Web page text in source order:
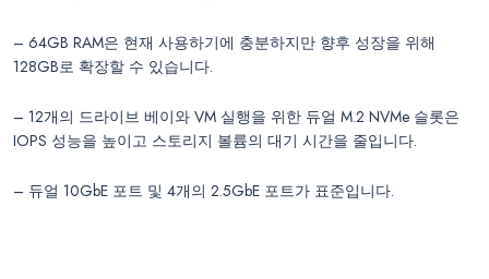
– 64GB RAM은 현재 사용하기에 충분하지만 향후 성장을 위해
128GB로 확장할 수 있습니다.
– 12개의 드라이브 베이와 VM 실행을 위한 듀얼 M.2 NVMe 슬롯은
IOPS 성능을 높이고 스토리지 볼륨의 대기 시간을 줄입니다.
– 듀얼 10GbE 포트 및 4개의 2.5GbE 포트가 표준입니다.